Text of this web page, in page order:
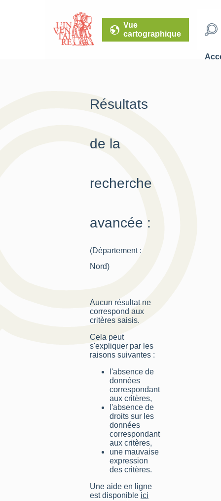
Vue
cartographique
Résultats
de la
recherche
avancée :
(Département :
Nord)
Aucun résultat ne
correspond aux
critères saisis.
Cela peut
s'expliquer par les
raisons suivantes :
l'absence de
données
correspondant
aux critères,
l'absence de
droits sur les
données
correspondant
aux critères,
une mauvaise
expression
des critères.
Une aide en ligne
est disponible ici